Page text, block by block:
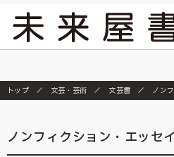
トップ 文芸・芸術 文芸書 ノン
ノンフィクション・エッセイ